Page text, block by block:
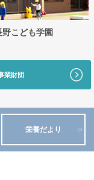
野こども学園
業財団
栄養だより